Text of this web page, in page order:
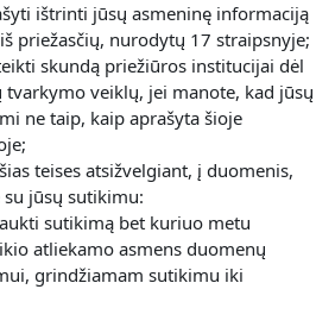
ištrinti jūsų asmeninę informaciją
priežasčių, nurodytų 17 straipsnyje;
skundą priežiūros institucijai dėl
tvarkymo veiklų, jei manote, kad jūsų
ne taip, kaip aprašyta šioje
teises atsižvelgiant, į duomenis,
jūsų sutikimu:
sutikimą bet kuriuo metu
atliekamo asmens duomenų
grindžiamam sutikimu iki